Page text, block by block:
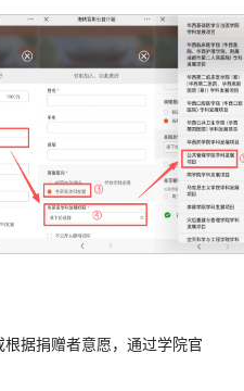
据捐赠者意愿，通过学院官